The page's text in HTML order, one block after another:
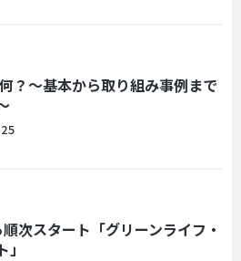
？〜基本から取り組み事例まで
次スタート「グリーンライフ・